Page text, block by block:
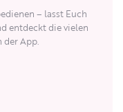
– lasst Euch
entdeckt die vielen
App.